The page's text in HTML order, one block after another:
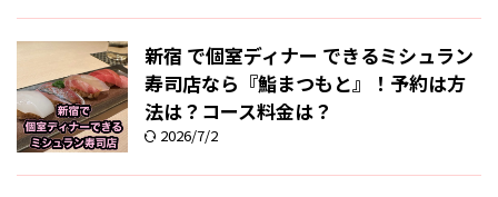
新宿 で個室ディナー できるミシュラン
寿司店なら『鮨まつもと』！予約は方
法は？コース料金は？
2026/7/2